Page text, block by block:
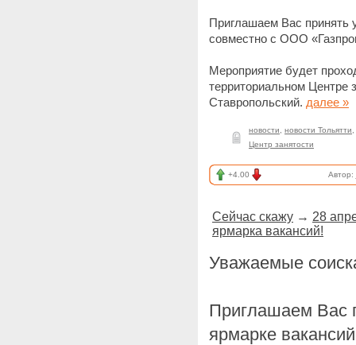
Приглашаем Вас принять
совместно с ООО
Мероприятие будет
территориальном Центре
Ставропольский. далее »
новости новости Тольятти
Центр занятости
+4.00 Автор:
Сейчас скажу → 28
ярмарка вакансий!
Уважаемые
Приглашаем Вас
ярмарке